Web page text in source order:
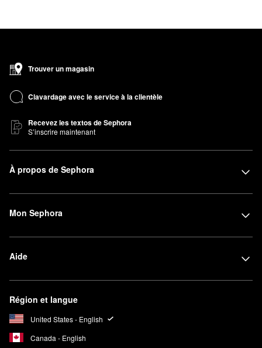
Trouver un magasin
Clavardage avec le service à la clientèle
Recevez les textos de Sephora
S’inscrire maintenant
À propos de Sephora
Mon Sephora
Aide
Région et langue
United States - English
Canada - English